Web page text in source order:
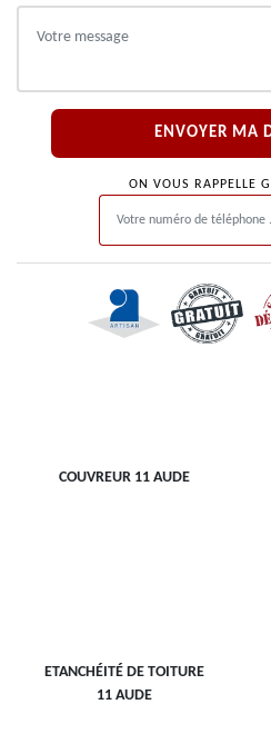
ON VOUS RAPPELLE
COUVREUR 11 AUDE
ETANCHÉITÉ DE TOITURE
11 AUDE